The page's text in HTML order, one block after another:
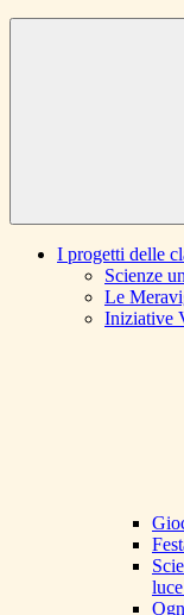
I progetti delle
Scienze
Le
Iniziative